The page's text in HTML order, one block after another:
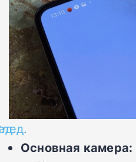
Основная камера: